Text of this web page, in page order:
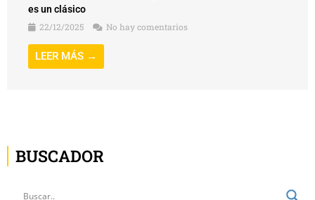
es un clásico
22/12/2025
No hay comentarios
LEER MÁS →
BUSCADOR